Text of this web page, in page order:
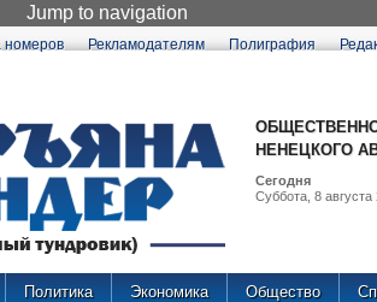
Jump to navigation
номеров Рекламодателям Полиграфия
НЕНЕЦКОГО
Сегодня
Суббота, 8 августа
Политика Экономика Общество